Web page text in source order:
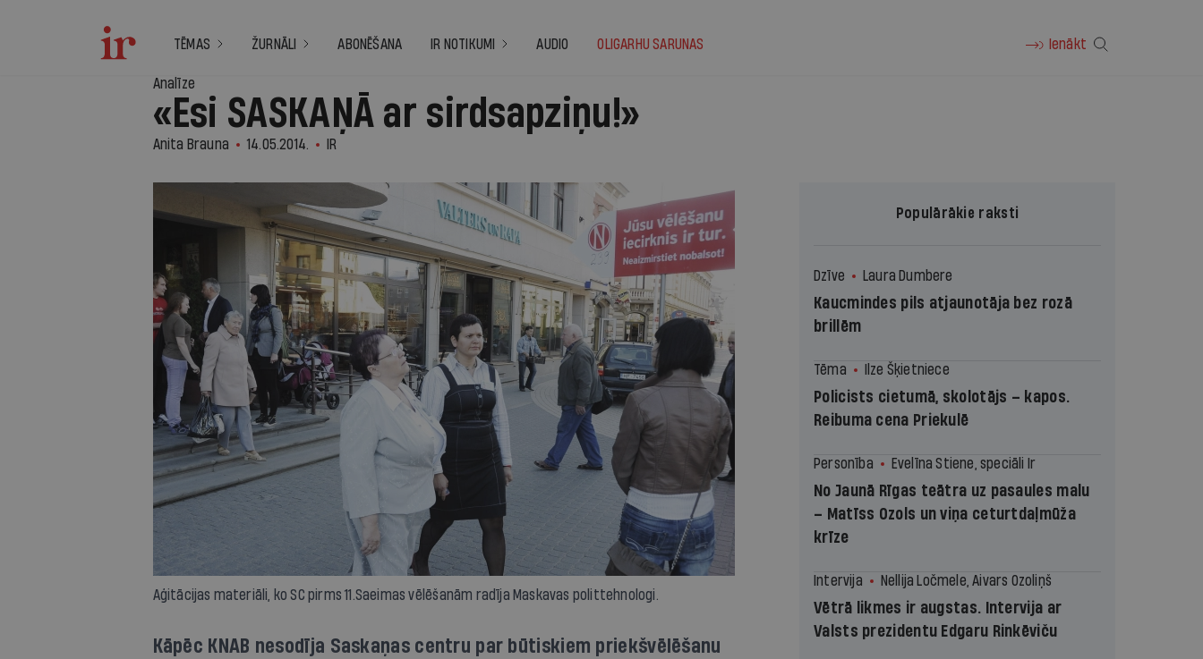
TĒMAS ŽURNĀLI ABONĒŠANA IR NOTIKUMI AUDIO OLIGARHU SARUNAS Ienākt
Analīze
«Esi SASKAŅĀ ar sirdsapziņu!»
Anita Brauna 14.05.2014. IR
Aģitācijas materiāli, ko SC pirms 11.Saeimas vēlēšanām radīja Maskavas polittehnologi.
Kāpēc KNAB nesodīja Saskaņas centru par būtiskiem priekšvēlēšanu
Populārākie raksti
Dzīve Laura Dumbere
Kaucmindes pils atjaunotāja bez rozā
brillēm
Tēma Ilze Šķietniece
Policists cietumā, skolotājs – kapos.
Reibuma cena Priekulē
Personība Evelīna Stiene, speciāli Ir
No Jaunā Rīgas teātra uz pasaules malu
– Matīss Ozols un viņa ceturtdaļmūža
krīze
Intervija Nellija Ločmele, Aivars Ozoliņš
Vētrā likmes ir augstas. Intervija ar
Valsts prezidentu Edgaru Rinkēviču